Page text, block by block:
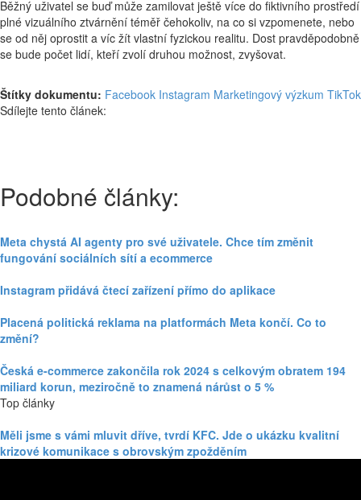
Běžný uživatel se buď může zamilovat ještě více do fiktivního prostředí
plné vizuálního ztvárnění téměř čehokoliv, na co si vzpomenete, nebo
se od něj oprostit a víc žít vlastní fyzickou realitu. Dost pravděpodobně
se bude počet lidí, kteří zvolí druhou možnost, zvyšovat.
Štítky dokumentu: Facebook Instagram Marketingový výzkum TikTok
Sdílejte tento článek:
Podobné články:
Meta chystá AI agenty pro své uživatele. Chce tím změnit
fungování sociálních sítí a ecommerce
Instagram přidává čtecí zařízení přímo do aplikace
Placená politická reklama na platformách Meta končí. Co to
změní?
Česká e-commerce zakončila rok 2024 s celkovým obratem 194
miliard korun, meziročně to znamená nárůst o 5 %
Top články
Měli jsme s vámi mluvit dříve, tvrdí KFC. Jde o ukázku kvalitní
krizové komunikace s obrovským zpožděním